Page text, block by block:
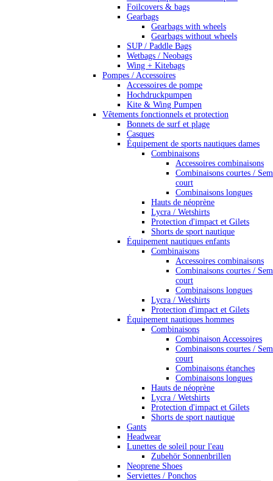
Foilcovers & bags
Gearbags
Gearbags with wheels
Gearbags without wheels
SUP / Paddle Bags
Wetbags / Neobags
Wing + Kitebags
Pompes / Accessoires
Accessoires de pompe
Hochdruckpumpen
Kite & Wing Pumpen
Vêtements fonctionnels et protection
Bonnets de surf et plage
Casques
Équipement de sports nautiques dames
Combinaisons
Accessoires combinaisons
Combinaisons courtes /
court
Combinaisons longues
Hauts de néoprène
Lycra / Wetshirts
Protection d'impact et Gilets
Shorts de sport nautique
Équipement nautiques enfants
Combinaisons
Accessoires combinaisons
Combinaisons courtes /
court
Combinaisons longues
Lycra / Wetshirts
Protection d'impact et Gilets
Équipement nautiques hommes
Combinaisons
Combinaison Accessoires
Combinaisons courtes /
court
Combinaisons étanches
Combinaisons longues
Hauts de néoprène
Lycra / Wetshirts
Protection d'impact et Gilets
Shorts de sport nautique
Gants
Headwear
Lunettes de soleil pour l'eau
Zubehör Sonnenbrillen
Neoprene Shoes
Serviettes / Ponchos